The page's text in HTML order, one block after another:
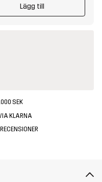
Lägg till
SEK
KLARNA